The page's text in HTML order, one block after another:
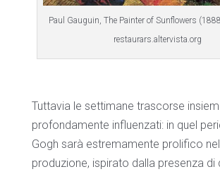
Paul Gauguin, The Painter of Sunflowers
restaurars.altervista.org
Tuttavia le settimane trascorse
profondamente influenzati: in quel
Gogh sarà estremamente prolifico
produzione, ispirato dalla presenza di